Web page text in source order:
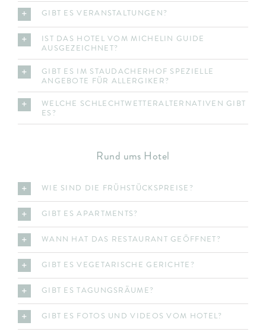
GIBT ES VERANSTALTUNGEN?
IST DAS HOTEL VOM MICHELIN GUIDE
AUSGEZEICHNET?
GIBT ES IM STAUDACHERHOF SPEZIELLE
ANGEBOTE FÜR ALLERGIKER?
WELCHE SCHLECHTWETTERALTERNATIVEN GIBT
ES?
Rund ums Hotel
WIE SIND DIE FRÜHSTÜCKSPREISE?
GIBT ES APARTMENTS?
WANN HAT DAS RESTAURANT GEÖFFNET?
GIBT ES VEGETARISCHE GERICHTE?
GIBT ES TAGUNGSRÄUME?
GIBT ES FOTOS UND VIDEOS VOM HOTEL?